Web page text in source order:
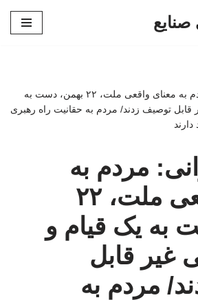
سردار جوانی: مردم به معنای واقعی ملت، ۲۲ بهمن، دست به
توصیف زدند/ مردم به حقانیت راه رهبری
مردم به
معنای واقعی ملت، ۲۲
به یک قیام و
قابل
مردم به